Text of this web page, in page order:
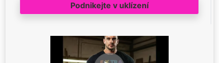
Podnikejte v uklízení